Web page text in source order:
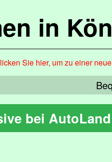
in
Sie hier, um zu einer
bei AutoLand